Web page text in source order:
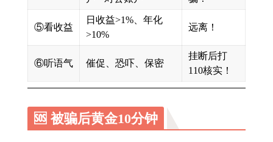
⑤看收益
日收益>1%、年化
>10%
远离！
⑥听语气 催促、恐吓、保密
挂断后打
110核实！
🆘 被骗后黄金10分钟